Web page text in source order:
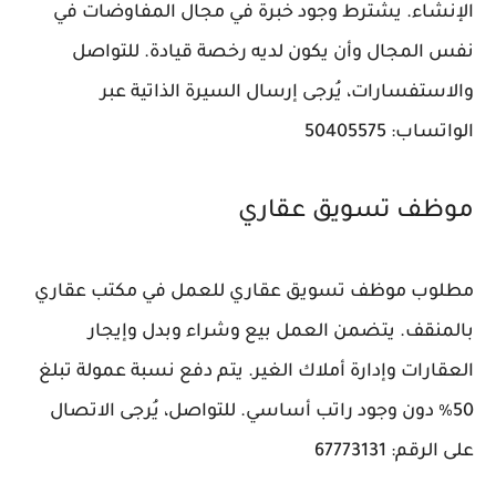
الإنشاء. يشترط وجود خبرة في مجال المفاوضات في
نفس المجال وأن يكون لديه رخصة قيادة. للتواصل
والاستفسارات، يُرجى إرسال السيرة الذاتية عبر
الواتساب: 50405575
موظف تسويق عقاري
مطلوب موظف تسويق عقاري للعمل في مكتب عقاري
بالمنقف. يتضمن العمل بيع وشراء وبدل وإيجار
العقارات وإدارة أملاك الغير. يتم دفع نسبة عمولة تبلغ
50٪ دون وجود راتب أساسي. للتواصل، يُرجى الاتصال
على الرقم: 67773131